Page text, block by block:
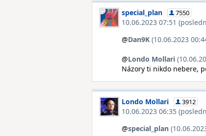
special_plan 7550
10.06.2023 07:51
@Dan9K (10.06.2023
@Londo Mollari
Názory ti nikdo nebere,
Londo Mollari 3912
10.06.2023 06:35
@special_plan